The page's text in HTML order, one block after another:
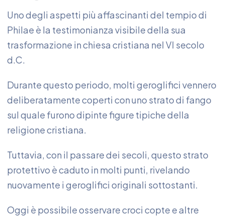
Uno degli aspetti più affascinanti del tempio di
Philae è la testimonianza visibile della sua
trasformazione in chiesa cristiana nel VI secolo
d.C.
Durante questo periodo, molti geroglifici vennero
deliberatamente coperti con uno strato di fango
sul quale furono dipinte figure tipiche della
religione cristiana.
Tuttavia, con il passare dei secoli, questo strato
protettivo è caduto in molti punti, rivelando
nuovamente i geroglifici originali sottostanti.
Oggi è possibile osservare croci copte e altre